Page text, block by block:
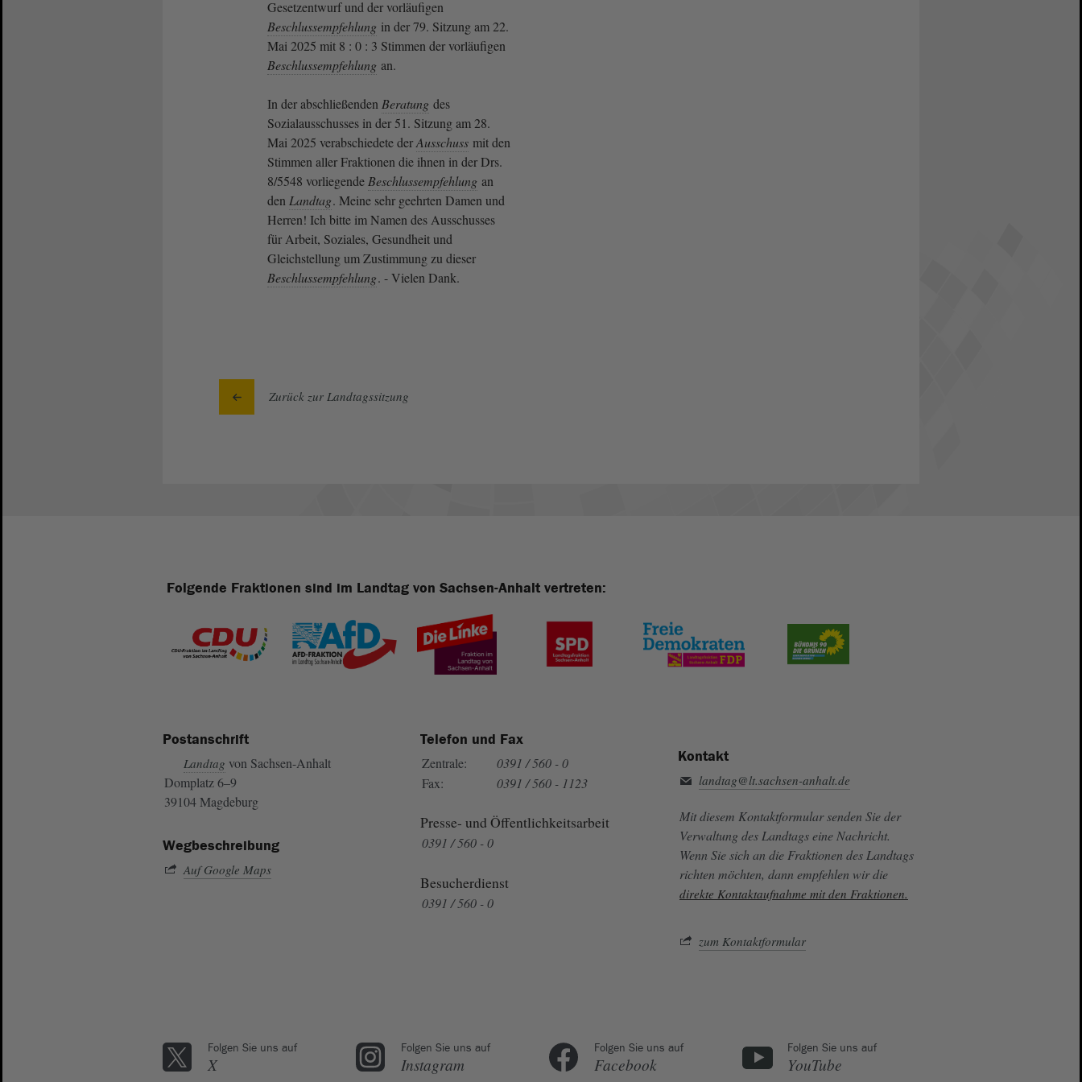
Gesetzentwurf und der vorläufigen
Beschlussempfehlung in der 79. Sitzung am 22.
Mai 2025 mit 8 : 0 : 3 Stimmen der vorläufigen
Beschlussempfehlung an.
In der abschließenden Beratung des
Sozialausschusses in der 51. Sitzung am 28.
Mai 2025 verabschiedete derAusschuss mit den
Stimmen aller Fraktionen die ihnen in der Drs.
8/5548 vorliegende Beschlussempfehlung an
den Landtag. Meine sehr geehrten Damen und
Herren! Ich bitte im Namen des Ausschusses
für Arbeit, Soziales, Gesundheit und
Gleichstellung um Zustimmung zu dieser
Beschlussempfehlung. - Vielen Dank.
Zurück zur Landtagssitzung
Folgende Fraktionen sind im Landtag von Sachsen-Anhalt vertreten:
Postanschrift
Landtag von Sachsen-Anhalt
Domplatz 6–9
39104 Magdeburg
Wegbeschreibung
Auf Google Maps
Telefon und Fax
Zentrale:
0391 / 560 - 0
Fax:
0391 / 560 - 1123
Presse- und Öffentlichkeitsarbeit
0391 / 560 - 0
Besucherdienst
0391 / 560 - 0
Kontakt
landtag@lt.sachsen-anhalt.de
Mit diesem Kontaktformular senden Sie der
Verwaltung des Landtags eine Nachricht.
Wenn Sie sich an die Fraktionen des Landtags
richten möchten, dann empfehlen wir die
direkte Kontaktaufnahme mit den Fraktionen.
zum Kontaktformular
Folgen Sie uns auf
X
Folgen Sie uns auf
Instagram
Folgen Sie uns auf
Facebook
Folgen Sie uns auf
YouTube